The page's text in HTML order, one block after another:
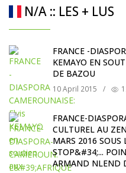
N/A :: LES + LUS
FRANCE -
KEMAYO EN
DE BAZOU
10 April 2015 /
FRANCE-
CULTUREL AU
MARS 2016
STOP&#34;...
ARMAND NLEND